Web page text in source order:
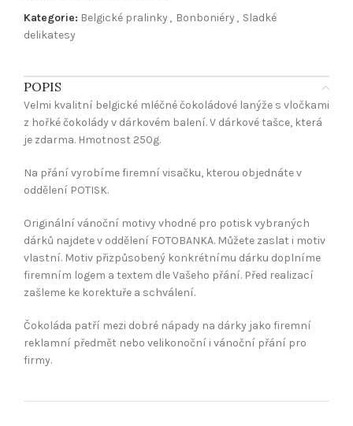
Kategorie: Belgické pralinky, Bonboniéry, Sladké
delikatesy
POPIS
Velmi kvalitní belgické mléčné čokoládové lanýže s vločkami
z hořké čokolády v dárkovém balení. V dárkové tašce, která
je zdarma. Hmotnost 250g.
Na přání vyrobíme firemní visačku, kterou objednáte v
oddělení POTISK.
Originální vánoční motivy vhodné pro potisk vybraných
dárků najdete v oddělení FOTOBANKA. Můžete zaslat i motiv
vlastní. Motiv přizpůsobený konkrétnímu dárku doplníme
firemním logem a textem dle Vašeho přání. Před realizací
zašleme ke korektuře a schválení.
Čokoláda patří mezi dobré nápady na dárky jako firemní
reklamní předmět nebo velikonoční i vánoční přání pro
firmy.